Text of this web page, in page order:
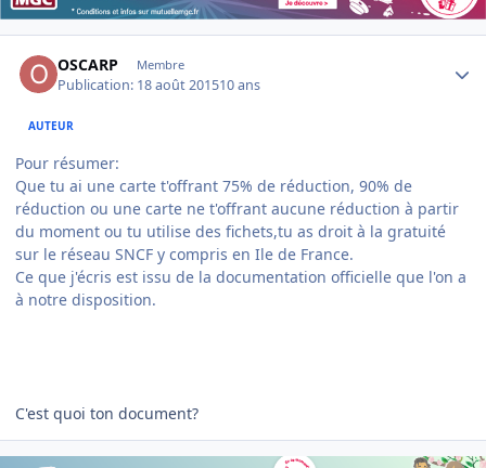
OSCARP Membre
Publication: 18 août 201510 ans
AUTEUR
Pour résumer:
Que tu ai une carte t'offrant 75% de réduction, 90% de
réduction ou une carte ne t'offrant aucune réduction à partir
du moment ou tu utilise des fichets,tu as droit à la gratuité
sur le réseau SNCF y compris en Ile de France.
Ce que j'écris est issu de la documentation officielle que l'on a
à notre disposition.
C'est quoi ton document?